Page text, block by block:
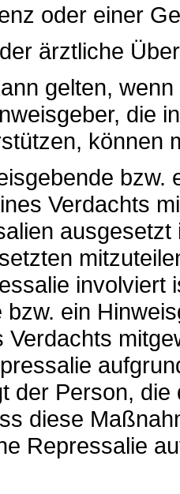
oder einer
ärztliche
gelten,
die
können
Verdachts
involviert
bzw. ein
Verdachts
der Person,
diese
Repressalie